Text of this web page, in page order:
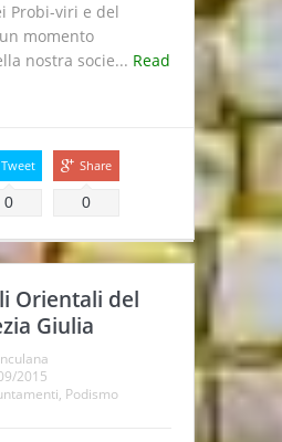
Probi-viri e del
momento
nostra socie... Read
Tweet
0
Share
0
Orientali del
Giulia
2015
, Podismo